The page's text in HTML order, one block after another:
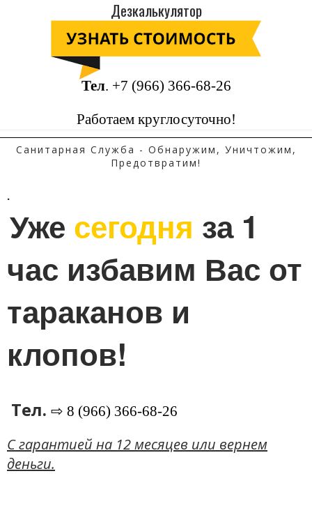
Дезкалькулятор
Тел. +7 (966) 366-68-26
Работаем круглосуточно!
Санитарная Служба - Обнаружим, Уничтожим,
Предотвратим!
.
Уже сегодня за 1
час избавим Вас от
тараканов и
клопов!
Тел. ⇨ 8 (966) 366-68-26
C гарантией на 12 месяцев или вернем
деньги.